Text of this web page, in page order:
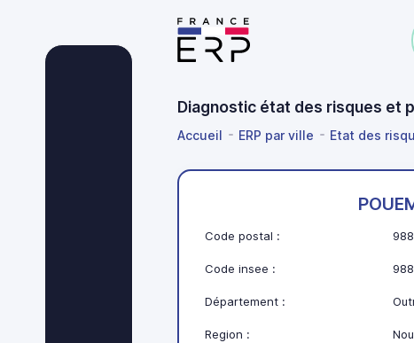
Diagnostic état des risques et
Accueil ERP par ville Etat des
Code postal :
Code insee :
Département :
Region :